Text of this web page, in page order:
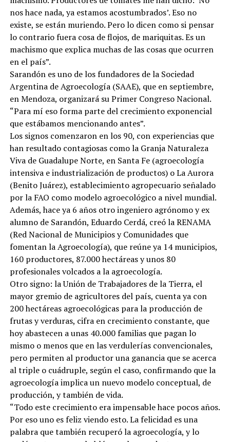
nos hace nada, ya estamos acostumbrados’. Eso no
existe, se están muriendo. Pero lo dicen como si pensar
lo contrario fuera cosa de flojos, de mariquitas. Es un
machismo que explica muchas de las cosas que ocurren
en el país”.
Sarandón es uno de los fundadores de la Sociedad
Argentina de Agroecología (SAAE), que en septiembre,
en Mendoza, organizará su Primer Congreso Nacional.
“Para mí eso forma parte del crecimiento exponencial
que estábamos mencionando antes”.
Los signos comenzaron en los 90, con experiencias que
han resultado contagiosas como la Granja Naturaleza
Viva de Guadalupe Norte, en Santa Fe (agroecología
intensiva e industrialización de productos) o La Aurora
(Benito Juárez), establecimiento agropecuario señalado
por la FAO como modelo agroecológico a nivel mundial.
Además, hace ya 6 años otro ingeniero agrónomo y ex
alumno de Sarandón, Eduardo Cerdá, creó la RENAMA
(Red Nacional de Municipios y Comunidades que
fomentan la Agroecología), que reúne ya 14 municipios,
160 productores, 87.000 hectáreas y unos 80
profesionales volcados a la agroecología.
Otro signo: la Unión de Trabajadores de la Tierra, el
mayor gremio de agricultores del país, cuenta ya con
200 hectáreas agroecológicas para la producción de
frutas y verduras, cifra en crecimiento constante, que
hoy abastecen a unas 40.000 familias que pagan lo
mismo o menos que en las verdulerías convencionales,
pero permiten al productor una ganancia que se acerca
al triple o cuádruple, según el caso, confirmando que la
agroecología implica un nuevo modelo conceptual, de
producción, y también de vida.
“Todo este crecimiento era impensable hace pocos años.
Por eso uno es feliz viendo esto. La felicidad es una
palabra que también recuperó la agroecología, y lo